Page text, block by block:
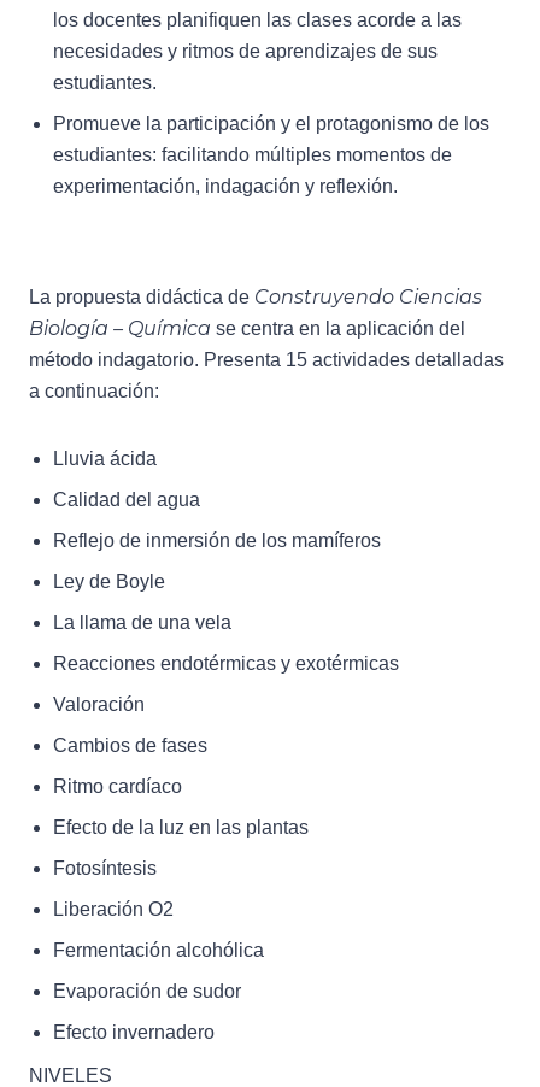
los docentes planifiquen las clases acorde a las
necesidades y ritmos de aprendizajes de sus
estudiantes.
Promueve la participación y el protagonismo de los
estudiantes: facilitando múltiples momentos de
experimentación, indagación y reflexión.
La propuesta didáctica de Construyendo Ciencias
Biología – Química se centra en la aplicación del
método indagatorio. Presenta 15 actividades detalladas
a continuación:
Lluvia ácida
Calidad del agua
Reflejo de inmersión de los mamíferos
Ley de Boyle
La llama de una vela
Reacciones endotérmicas y exotérmicas
Valoración
Cambios de fases
Ritmo cardíaco
Efecto de la luz en las plantas
Fotosíntesis
Liberación O2
Fermentación alcohólica
Evaporación de sudor
Efecto invernadero
NIVELES